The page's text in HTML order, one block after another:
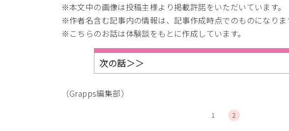
※本文中の画像は投稿主様より掲載許諾をいただいています。
※作者名含む記事内の情報は、記事作成時点でのものになりま
※こちらのお話は体験談をもとに作成しています。
次の話＞＞
（Grapps編集部）
1 2